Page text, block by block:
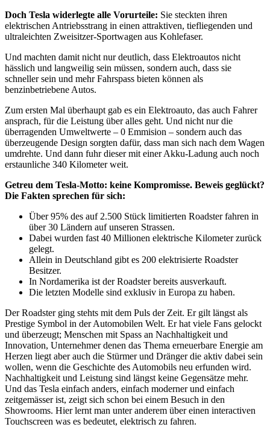
Doch Tesla widerlegte alle Vorurteile: Sie steckten ihren
elektrischen Antriebsstrang in einen attraktiven, tiefliegenden und
ultraleichten Zweisitzer-Sportwagen aus Kohlefaser.
Und machten damit nicht nur deutlich, dass Elektroautos nicht
hässlich und langweilig sein müssen, sondern auch, dass sie
schneller sein und mehr Fahrspass bieten können als
benzinbetriebene Autos.
Zum ersten Mal überhaupt gab es ein Elektroauto, das auch Fahrer
ansprach, für die Leistung über alles geht. Und nicht nur die
überragenden Umweltwerte – 0 Emmision – sondern auch das
überzeugende Design sorgten dafür, dass man sich nach dem Wagen
umdrehte. Und dann fuhr dieser mit einer Akku-Ladung auch noch
erstaunliche 340 Kilometer weit.
Getreu dem Tesla-Motto: keine Kompromisse. Beweis geglückt?
Die Fakten sprechen für sich:
Über 95% des auf 2.500 Stück limitierten Roadster fahren in
über 30 Ländern auf unseren Strassen.
Dabei wurden fast 40 Millionen elektrische Kilometer zurück
gelegt.
Allein in Deutschland gibt es 200 elektrisierte Roadster
Besitzer.
In Nordamerika ist der Roadster bereits ausverkauft.
Die letzten Modelle sind exklusiv in Europa zu haben.
Der Roadster ging stehts mit dem Puls der Zeit. Er gilt längst als
Prestige Symbol in der Automobilen Welt. Er hat viele Fans gelockt
und überzeugt; Menschen mit Spass an Nachhaltigkeit und
Innovation, Unternehmer denen das Thema erneuerbare Energie am
Herzen liegt aber auch die Stürmer und Dränger die aktiv dabei sein
wollen, wenn die Geschichte des Automobils neu erfunden wird.
Nachhaltigkeit und Leistung sind längst keine Gegensätze mehr.
Und das Tesla einfach anders, einfach moderner und einfach
zeitgemässer ist, zeigt sich schon bei einem Besuch in den
Showrooms. Hier lernt man unter anderem über einen interactiven
Touchscreen was es bedeutet, elektrisch zu fahren.